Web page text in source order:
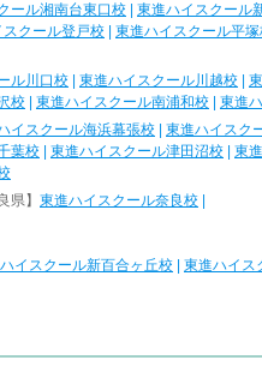
ール湘南台東口校 東進ハイスクール
スクール登戸校 東進ハイスクール平
ル川口校 東進ハイスクール川越校
校 東進ハイスクール南浦和校
東進
イスクール海浜幕張校 東進ハイスク
葉校 東進ハイスクール津田沼校 東
県】 東進ハイスクール奈良校
イスクール新百合ヶ丘校 東進ハイス